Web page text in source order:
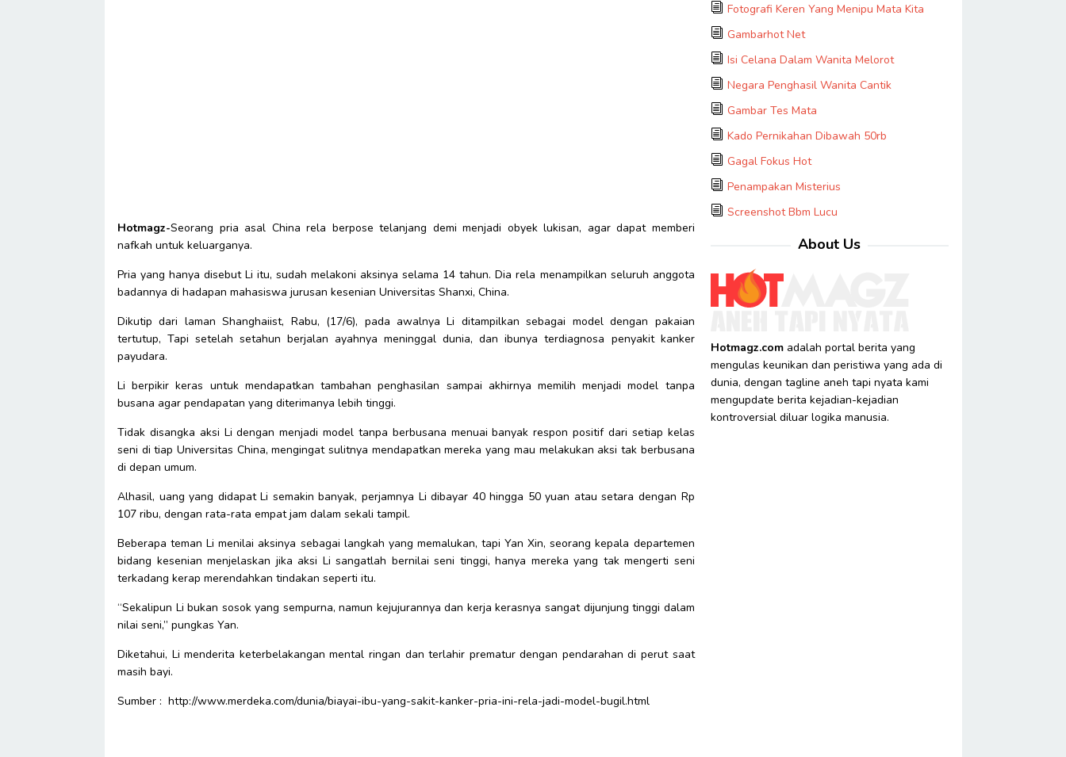
Hotmagz-Seorang pria asal China rela berpose telanjang demi menjadi obyek lukisan, agar dapat memberi
nafkah untuk keluarganya.
Pria yang hanya disebut Li itu, sudah melakoni aksinya selama 14 tahun. Dia rela menampilkan seluruh anggota
badannya di hadapan mahasiswa jurusan kesenian Universitas Shanxi, China.
Dikutip dari laman Shanghaiist, Rabu, (17/6), pada awalnya Li ditampilkan sebagai model dengan pakaian
tertutup, Tapi setelah setahun berjalan ayahnya meninggal dunia, dan ibunya terdiagnosa penyakit kanker
payudara.
Li berpikir keras untuk mendapatkan tambahan penghasilan sampai akhirnya memilih menjadi model tanpa
busana agar pendapatan yang diterimanya lebih tinggi.
Tidak disangka aksi Li dengan menjadi model tanpa berbusana menuai banyak respon positif dari setiap kelas
seni di tiap Universitas China, mengingat sulitnya mendapatkan mereka yang mau melakukan aksi tak berbusana
di depan umum.
Alhasil, uang yang didapat Li semakin banyak, perjamnya Li dibayar 40 hingga 50 yuan atau setara dengan Rp
107 ribu, dengan rata-rata empat jam dalam sekali tampil.
Beberapa teman Li menilai aksinya sebagai langkah yang memalukan, tapi Yan Xin, seorang kepala departemen
bidang kesenian menjelaskan jika aksi Li sangatlah bernilai seni tinggi, hanya mereka yang tak mengerti seni
terkadang kerap merendahkan tindakan seperti itu.
“Sekalipun Li bukan sosok yang sempurna, namun kejujurannya dan kerja kerasnya sangat dijunjung tinggi dalam
nilai seni,” pungkas Yan.
Diketahui, Li menderita keterbelakangan mental ringan dan terlahir prematur dengan pendarahan di perut saat
masih bayi.
Sumber : http://www.merdeka.com/dunia/biayai-ibu-yang-sakit-kanker-pria-ini-rela-jadi-model-bugil.html
Fotografi Keren Yang Menipu Mata Kita
Gambarhot Net
Isi Celana Dalam Wanita Melorot
Negara Penghasil Wanita Cantik
Gambar Tes Mata
Kado Pernikahan Dibawah 50rb
Gagal Fokus Hot
Penampakan Misterius
Screenshot Bbm Lucu
About Us
Hotmagz.comadalah portal berita yang
mengulas keunikan dan peristiwa yang ada di
dunia, dengan tagline aneh tapi nyata kami
mengupdate berita kejadian-kejadian
kontroversial diluar logika manusia.